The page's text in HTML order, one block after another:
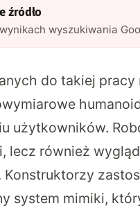
źródło
wyszukiwania
do takiej pracy
użytkowników.
lecz również
system mimiki,